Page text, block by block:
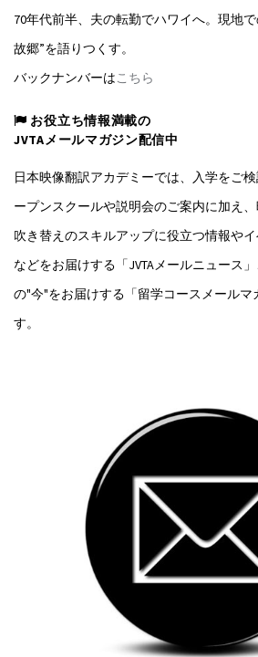
70年代前半、夫の転勤でハワイへ。現地
故郷”を語りつくす。
バックナンバーはこちら
お役立ち情報満載の
JVTAメールマガジン配信中
日本映像翻訳アカデミーでは、入学をご
ープンスクールや説明会のご案内に加え
吹き替えのスキルアップに役立つ情報や
などをお届けする「JVTAメールニュース
の"今"をお届けする「留学コースメールマ
す。